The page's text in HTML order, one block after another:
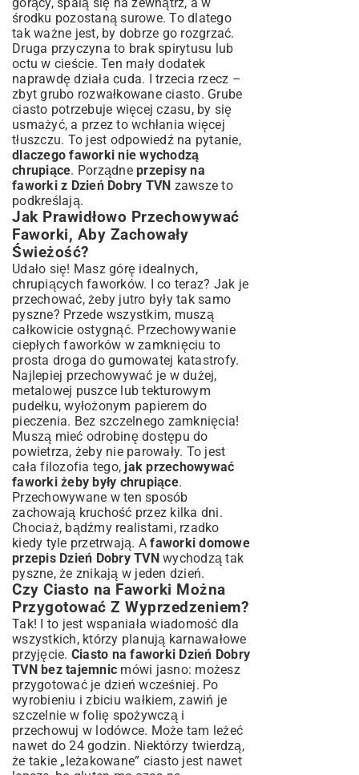
środku pozostaną surowe. To dlatego
tak ważne jest, by dobrze go rozgrzać.
Druga przyczyna to brak spirytusu lub
octu w cieście. Ten mały dodatek
naprawdę działa cuda. I trzecia rzecz –
zbyt grubo rozwałkowane ciasto. Grube
ciasto potrzebuje więcej czasu, by się
usmażyć, a przez to wchłania więcej
tłuszczu. To jest odpowiedź na pytanie,
dlaczego faworki nie wychodzą
chrupiące. Porządne przepisy na
faworki z Dzień Dobry TVN zawsze to
podkreślają.
Jak Prawidłowo Przechowywać
Faworki, Aby Zachowały
Świeżość?
Udało się! Masz górę idealnych,
chrupiących faworków. I co teraz? Jak je
przechować, żeby jutro były tak samo
pyszne? Przede wszystkim, muszą
całkowicie ostygnąć. Przechowywanie
ciepłych faworków w zamknięciu to
prosta droga do gumowatej katastrofy.
Najlepiej przechowywać je w dużej,
metalowej puszce lub tekturowym
pudełku, wyłożonym papierem do
pieczenia. Bez szczelnego zamknięcia!
Muszą mieć odrobinę dostępu do
powietrza, żeby nie parowały. To jest
cała filozofia tego, jak przechowywać
faworki żeby były chrupiące.
Przechowywane w ten sposób
zachowają kruchość przez kilka dni.
Chociaż, bądźmy realistami, rzadko
kiedy tyle przetrwają. Afaworki domowe
przepis Dzień Dobry TVNwychodzą tak
pyszne, że znikają w jeden dzień.
Czy Ciasto na Faworki Można
Przygotować Z Wyprzedzeniem?
Tak! I to jest wspaniała wiadomość dla
wszystkich, którzy planują karnawałowe
przyjęcie. Ciasto na faworki Dzień Dobry
TVN bez tajemnic mówi jasno: możesz
przygotować je dzień wcześniej. Po
wyrobieniu i zbiciu wałkiem, zawiń je
szczelnie w folię spożywczą i
przechowuj w lodówce. Może tam leżeć
nawet do 24 godzin. Niektórzy twierdzą,
że takie „leżakowane” ciasto jest nawet